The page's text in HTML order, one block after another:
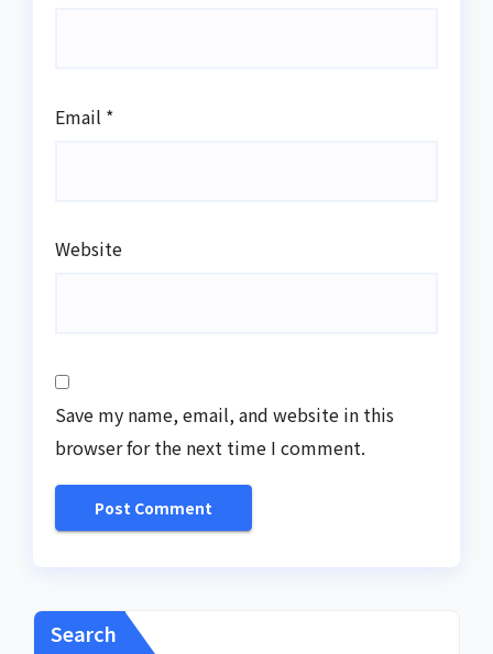
Email *
Website
Save my name, email, and website in this
browser for the next time I comment.
Search